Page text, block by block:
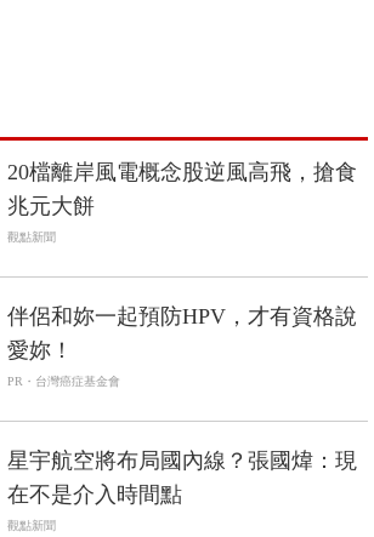
20檔離岸風電概念股逆風高飛，搶食
兆元大餅
觀點新聞
伴侶和妳一起預防HPV，才有資格說
愛妳！
PR・台灣癌症基金會
星宇航空將布局國內線？張國煒：現
在不是介入時間點
觀點新聞